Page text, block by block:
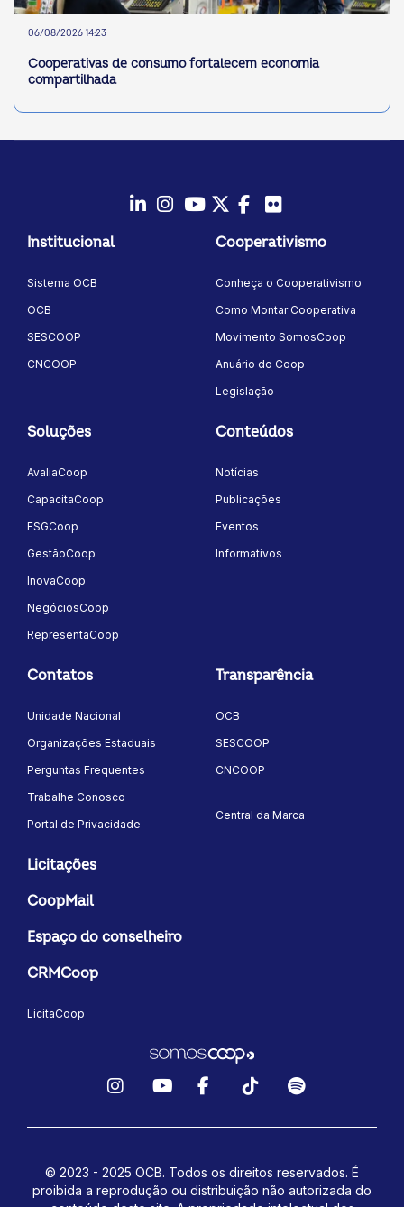
06/08/2026 14:23
Cooperativas de consumo fortalecem economia
compartilhada
Institucional
Sistema OCB
OCB
SESCOOP
CNCOOP
Cooperativismo
Conheça o Cooperativismo
Como Montar Cooperativa
Movimento SomosCoop
Anuário do Coop
Legislação
Soluções
AvaliaCoop
CapacitaCoop
ESGCoop
GestãoCoop
InovaCoop
NegóciosCoop
RepresentaCoop
Conteúdos
Notícias
Publicações
Eventos
Informativos
Contatos
Unidade Nacional
Organizações Estaduais
Perguntas Frequentes
Trabalhe Conosco
Portal de Privacidade
Transparência
OCB
SESCOOP
CNCOOP
Central da Marca
Licitações
CoopMail
Espaço do conselheiro
CRMCoop
LicitaCoop
© 2023 - 2025 OCB. Todos os direitos reservados. É
proibida a reprodução ou distribuição não autorizada do